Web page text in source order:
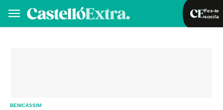
Fes-te
soci/a
BENICÀSSIM